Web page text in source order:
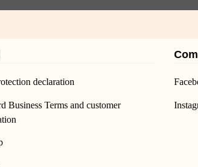
declaration
Business Terms and customer